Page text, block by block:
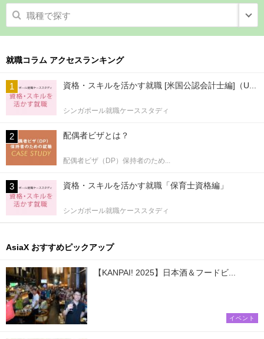
職種で探す
就職コラム アクセスランキング
資格・スキルを活かす就職 [米国公認会計士編]（U...
シンガポール就職ケーススタディ
配偶者ビザとは？
配偶者ビザ（DP）保持者のため...
資格・スキルを活かす就職「保育士資格編」
シンガポール就職ケーススタディ
AsiaX おすすめピックアップ
【KANPAI! 2025】日本酒＆フードビ...
イベント